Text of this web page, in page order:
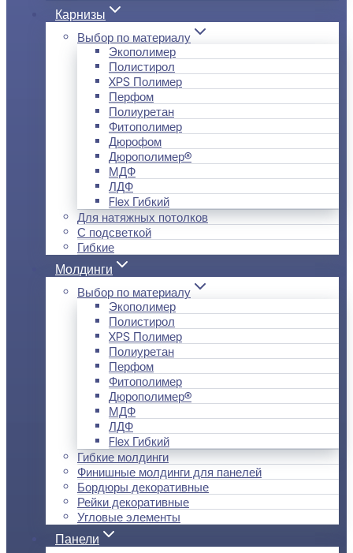
Карнизы
Выбор по материалу
Экополимер
Полистирол
XPS Полимер
Перфом
Полиуретан
Фитополимер
Дюрофом
Дюрополимер®
МДФ
ЛДФ
Flex Гибкий
Для натяжных потолков
С подсветкой
Гибкие
Молдинги
Выбор по материалу
Экополимер
Полистирол
XPS Полимер
Полиуретан
Перфом
Фитополимер
Дюрополимер®
МДФ
ЛДФ
Flex Гибкий
Гибкие молдинги
Финишные молдинги для панелей
Бордюры декоративные
Рейки декоративные
Угловые элементы
Панели